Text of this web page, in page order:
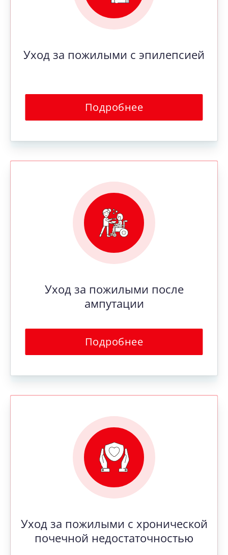
Уход за пожилыми с эпилепсией
Подробнее
Уход за пожилыми после
ампутации
Подробнее
Уход за пожилыми с хронической
почечной недостаточностью